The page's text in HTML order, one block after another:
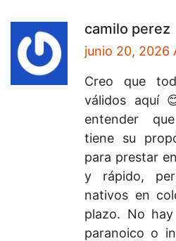
camilo perez
junio 20, 2026
Creo que
válidos aquí
entender
tiene su
para prestar
y rápido,
nativos en
plazo. No
paranoico o